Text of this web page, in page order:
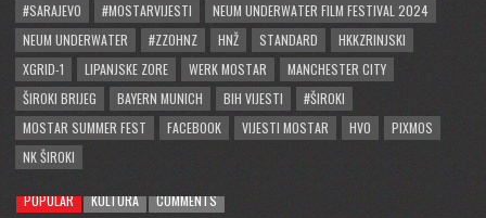
#SARAJEVO
#MOSTARVIJESTI
NEUM UNDERWATER FILM FESTIVAL 2024
NEUM UNDERWATER
#ZZOHNZ HNŽ STANDARD
HKKZRINJSKI
XGRID-1
LIPANJSKE ZORE WERK MOSTAR
MANCHESTER CITY
ŠIROKI BRIJEG
BAYERN MUNICH BIH VIJESTI
#ŠIROKI
MOSTAR SUMMER FEST
FACEBOOK VIJESTI MOSTAR HVO
PIXMOS
NK ŠIROKI
POPULAR KULTURA COMMENTS